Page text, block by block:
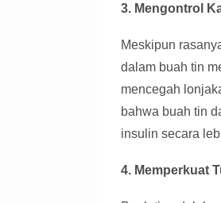
3. Mengontrol
Meskipun
dalam buah tin
mencegah
bahwa buah tin
insulin secara
4. Memperkuat